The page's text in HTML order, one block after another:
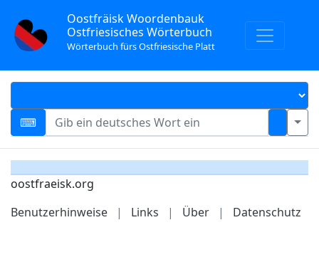
Oostfräisk Woordenbauk
Ostfriesisches Wörterbuch
Wörterbuch fürs Ostfriesische Platt
oostfraeisk.org
Benutzerhinweise
| Links | Über | Datenschutz